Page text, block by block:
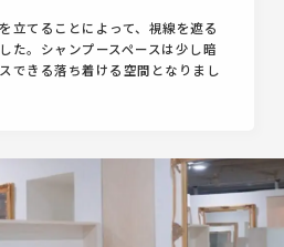
立てることによって、視線を遮る
た。シャンプースペースは少し暗
できる落ち着ける空間となりまし